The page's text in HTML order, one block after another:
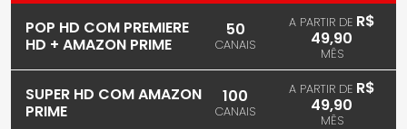
POP HD COM PREMIERE
HD + AMAZON PRIME
50
CANAIS
A PARTIR DE R$
49,90
MÊS
SUPER HD COM AMAZON
PRIME
100
CANAIS
A PARTIR DE R$
49,90
MÊS